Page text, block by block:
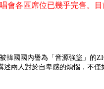
會各區席位已幾乎完售。
韓國國內譽為「音源強盜」的
述兩人對於自卑感的煩惱，不